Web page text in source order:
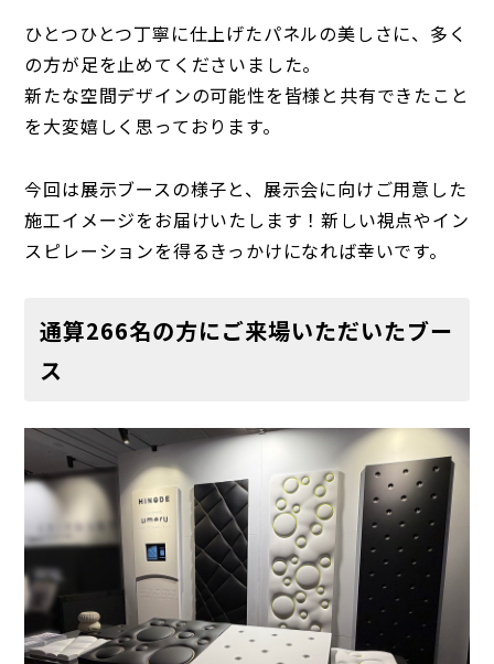
ひとつひとつ丁寧に仕上げたパネルの美しさに、多く
の方が足を止めてくださいました。
新たな空間デザインの可能性を皆様と共有できたこと
を大変嬉しく思っております。
今回は展示ブースの様子と、展示会に向けご用意した
施工イメージをお届けいたします！新しい視点やイン
スピレーションを得るきっかけになれば幸いです。
通算266名の方にご来場いただいたブー
ス